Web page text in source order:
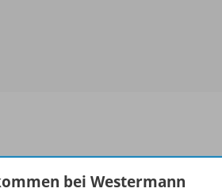
bei Westermann